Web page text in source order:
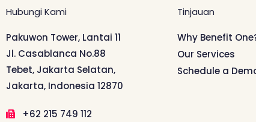
Hubungi Kami
Pakuwon Tower, Lantai 11
Jl. Casablanca No.88
Tebet, Jakarta Selatan,
Jakarta, Indonesia 12870
+62 215 749 112
Tinjauan
Why Benefit
Our Services
Schedule a